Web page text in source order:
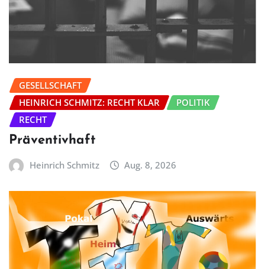
GESELLSCHAFT
HEINRICH SCHMITZ: RECHT KLAR
POLITIK
RECHT
Präventivhaft
Heinrich Schmitz Aug. 8, 2026